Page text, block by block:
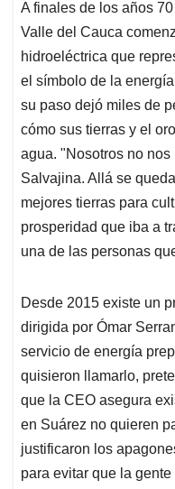
A finales de los años
Valle del Cauca
hidroeléctrica que
el símbolo de la
su paso dejó miles de
cómo sus tierras y el
agua. "Nosotros no
Salvajina. Allá se
mejores tierras para
prosperidad que iba a
una de las personas
Desde 2015 existe un
dirigida por Ómar
servicio de energía
quisieron llamarlo,
que la CEO asegura
en Suárez no quieren
justificaron los
para evitar que la